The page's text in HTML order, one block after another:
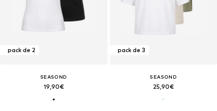
pack de 2
SEASOND
19,90€
pack de 3
SEASOND
25,90€